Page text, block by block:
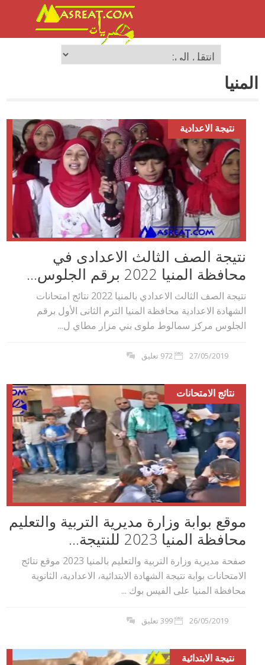
المنيا
نتيجة الاعدادية
نتيجة الصف الثالث الاعدادى في
محافظة المنيا 2022 برقم الجلوس...
نتيجة الصف الثالث الاعدادي بالمنيا 2022 نتائج امتحانات
الشهادة الاعدادية محافظة المنيا الترم الثانى الأول برقم
الجلوس مركز سمالوط ملوى بني مزار مطاي ل...
27/05/2019 972 تعليق
نتائج الامتحانات
موقع بوابة وزارة مديرية التربية والتعليم
محافظة المنيا 2023 للنتيجة...
صفحة مديرية وزارة التربية والتعليم بالمنيا 2023 موقع نتائج
الامتحانات بوابة نتيجة الشهادة الابتدائية، الاعدادية، الثانوية
محافظة المنيا على الفيس بوك ...
26/05/2019 399 تعليق
نتيجة الابتدائية